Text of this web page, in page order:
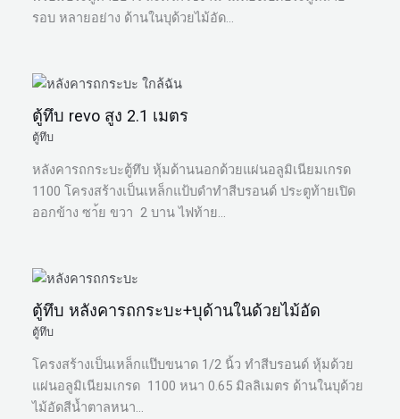
รอบ หลายอย่าง ด้านในบุด้วยไม้อัด…
ตู้ทึบ revo สูง 2.1 เมตร
ตู้ทึบ
หลังคารถกระบะตู้ทึบ หุ้มด้านนอกด้วยแผ่นอลูมิเนียมเกรด
1100 โครงสร้างเป็นเหล็กแป้บดำทำสีบรอนด์ ประตูท้ายเปิด
ออกข้าง ซา้ย ขวา 2 บาน ไฟท้าย…
ตู้ทึบ หลังคารถกระบะ+บุด้านในด้วยไม้อัด
ตู้ทึบ
โครงสร้างเป็นเหล็กแป๊บขนาด 1/2 นิ้ว ทำสีบรอนด์ หุ้มด้วย
แผ่นอลูมิเนียมเกรด 1100 หนา 0.65 มิลลิเมตร ด้านในบุด้วย
ไม้อัดสีน้ำตาลหนา…